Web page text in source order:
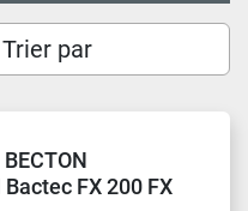
Trier par
Bactec FX 200 FX